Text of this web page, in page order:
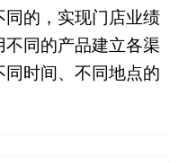
的，实现门店业绩
同的产品建立各渠
时间、不同地点的